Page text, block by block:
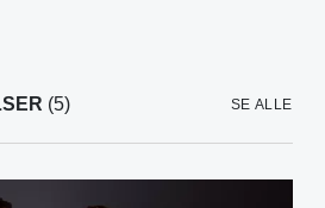
(5) SE ALLE